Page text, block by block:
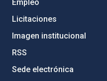
Empleo
Licitaciones
Imagen institucional
RSS
Sede electrónica